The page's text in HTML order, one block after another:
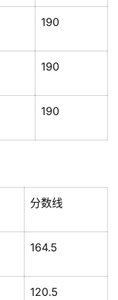
190
190
190
分数线
164.5
120.5